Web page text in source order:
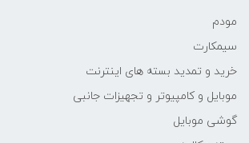
مودم
سیمکارت
خرید و تمدید بسته های اینترنت
موبایل و کامپیوتر و تجهیزات جانبی
گوشی موبایل